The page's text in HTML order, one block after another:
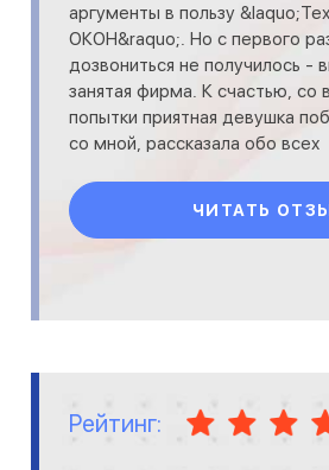
аргументы в пользу
ОКОН&raquo;. Но с первого
дозвониться не получилось -
занятая фирма. К счастью, со
попытки приятная девушка
со мной, рассказала обо всех
самой работы
ЧИТАТЬ
Рейтинг: